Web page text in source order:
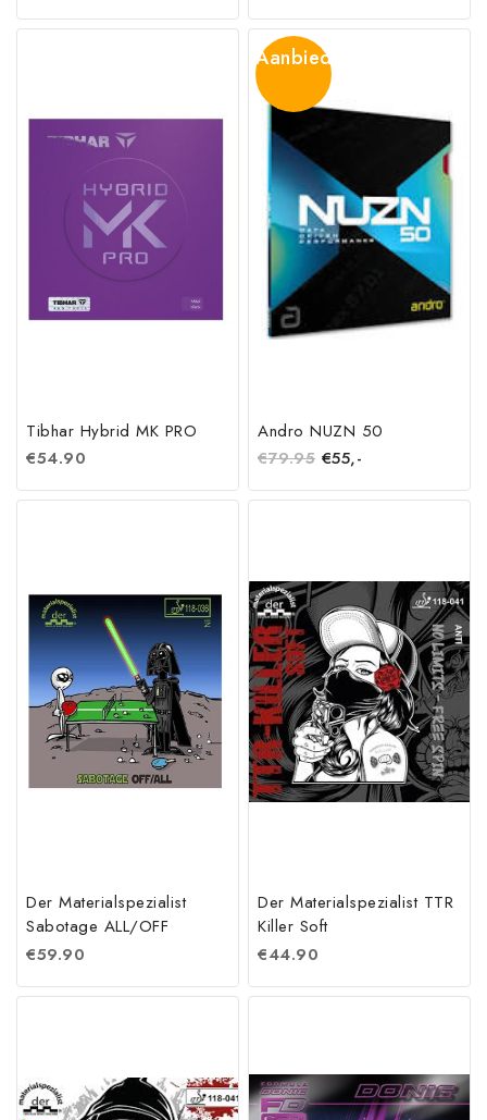
Tibhar Hybrid MK PRO
€54.90
Aanbieding!
Andro NUZN 50
€79.95 €55,-
Der Materialspezialist
Sabotage ALL/OFF
€59.90
Der Materialspezialist TTR
Killer Soft
€44.90